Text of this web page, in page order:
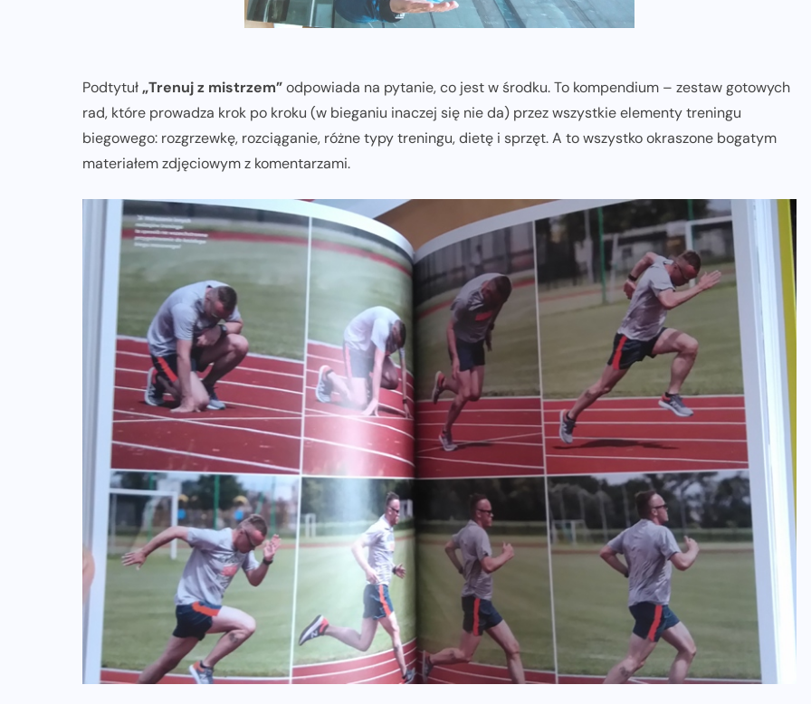
Podtytuł„Trenuj z mistrzem”odpowiada na pytanie, co jest w środku. To kompendium – zestaw gotowych
rad, które prowadza krok po kroku (w bieganiu inaczej się nie da) przez wszystkie elementy treningu
biegowego: rozgrzewkę, rozciąganie, różne typy treningu, dietę i sprzęt. A to wszystko okraszone bogatym
materiałem zdjęciowym z komentarzami.
JAK ZACZĄĆ BIEGAĆ TEORIA TRENINGU
TRENING
Regeneracja w bieganiu. Co warto
o niej wiedzieć?
03-08-2026